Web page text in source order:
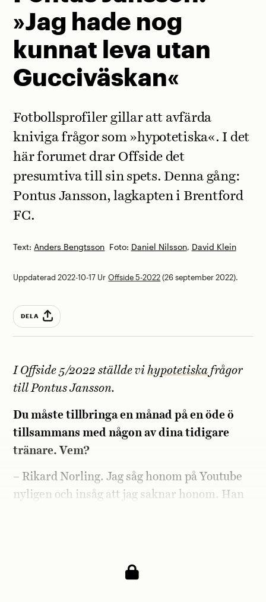
»Jag hade nog
kunnat leva utan
Gucciväskan«
Text:Anders Bengtsson Foto: Daniel Nilsson, David Klein
Fotbollsprofiler gillar att avfärda
kniviga frågor som »hypotetiska«. I det
här forumet drar Offside det
presumtiva till sin spets. Denna gång:
Pontus Jansson, lagkapten i Brentford
FC.
Uppdaterad 2022-10-17 UrOffside 5-2022(26 september 2022).
DELA
I Offside 5/2022 ställde vihypotetiska frågor
till Pontus Jansson.
Du måste tillbringa en månad på en öde ö
tillsammans med någon av dina tidigare
tränare. Vem?
– Rikard Norling. Jag såg honom på Youtube
nyligen och insåg att jag saknar honom. Han